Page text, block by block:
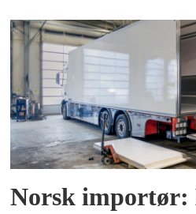
Norsk importør: